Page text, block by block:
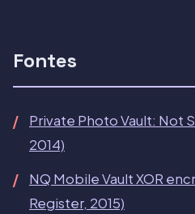
Fontes
Private Photo Vault: Not
2014)
NQ Mobile Vault XOR
Register, 2015)